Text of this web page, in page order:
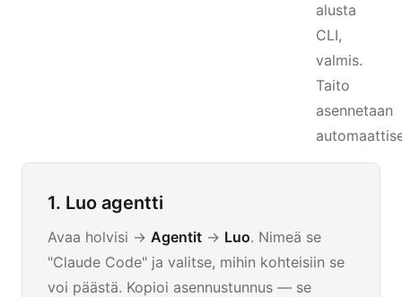
alusta
CLI,
valmis.
Taito
asennetaan
1. Luo agentti
Avaa holvisi -> Agentit -> Luo. Nimeä se
"Claude Code" ja valitse, mihin kohteisiin se
voi päästä. Kopioi asennustunnus — se